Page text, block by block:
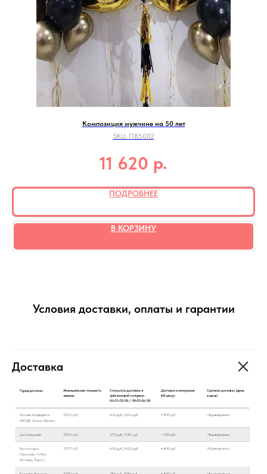
Композиция мужчине на 50 лет
SKU: ПВ5002
11 620 р.
ПОДРОБНЕЕ
В КОРЗИНУ
Условия доставки, оплаты и гарантии
Доставка